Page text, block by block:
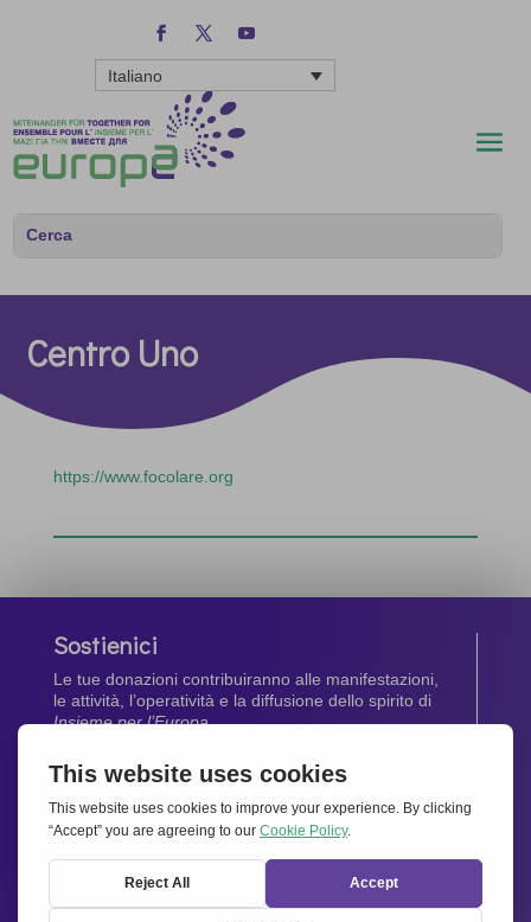
Italiano
Centro Uno
https://www.focolare.org
Sostienici
Le tue donazioni contribuiranno alle manifestazioni,
le attività, l’operatività e la diffusione dello spirito di
Insieme per l’Europa.
Dona Ora
Newsletter
Rimani aggiornato di tutte le ultime notizie dalla